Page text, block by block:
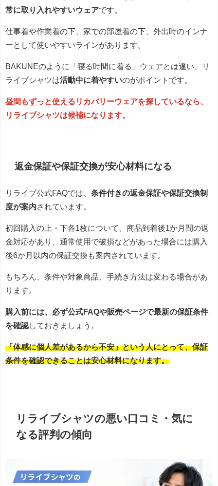
常に取り入れやすいウェアです。
仕事着や作業着の下、家での部屋着の下、外出時のインナ
ーとして使いやすいラインがあります。
BAKUNEのように「寝る時間に着る」ウェアとは違い、リ
ライブシャツは活動中に着やすいのがポイントです。
昼間もずっと使えるリカバリーウェアを探しているなら、
リライブシャツは候補になります。
返金保証や保証交換が安心材料になる
リライブ公式FAQでは、 条件付きの返金保証や保証交換制
度が案内されています。
初回購入の上・下各1枚について、商品到着後1か月間の返
金対応があり、通常使用で破損などがあった場合には購入
後6か月以内の保証交換も案内されています。
もちろん、条件や対象商品、手続き方法は変わる場合があ
ります。
購入前には、必ず公式FAQや販売ページで最新の保証条件
を確認しておきましょう。
「体感に個人差があるから不安」という人にとって、保証
条件を確認できることは安心材料になります。
リライブシャツの悪い口コミ・気に
なる評判の傾向